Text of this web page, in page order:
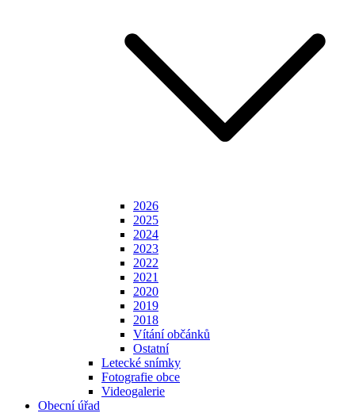
2026
2025
2024
2023
2022
2021
2020
2019
2018
Vítání občánků
Ostatní
Letecké snímky
Fotografie obce
Videogalerie
Obecní úřad